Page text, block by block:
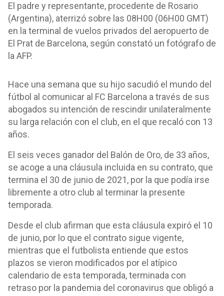
El padre y representante, procedente de Rosario
(Argentina), aterrizó sobre las 08H00 (06H00 GMT)
en la terminal de vuelos privados del aeropuerto de
El Prat de Barcelona, según constató un fotógrafo de
la AFP.
Hace una semana que su hijo sacudió el mundo del
fútbol al comunicar al FC Barcelona a través de sus
abogados su intención de rescindir unilateralmente
su larga relación con el club, en el que recaló con 13
años.
El seis veces ganador del Balón de Oro, de 33 años,
se acoge a una cláusula incluida en su contrato, que
termina el 30 de junio de 2021, por la que podía irse
libremente a otro club al terminar la presente
temporada.
Desde el club afirman que esta cláusula expiró el 10
de junio, por lo que el contrato sigue vigente,
mientras que el futbolista entiende que estos
plazos se vieron modificados por el atípico
calendario de esta temporada, terminada con
retraso por la pandemia del coronavirus que obligó a